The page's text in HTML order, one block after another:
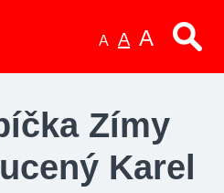
A A A
Zímy
Karel